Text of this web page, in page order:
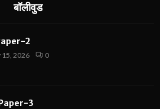
बॉलीवुड
2
15, 2026 0
3